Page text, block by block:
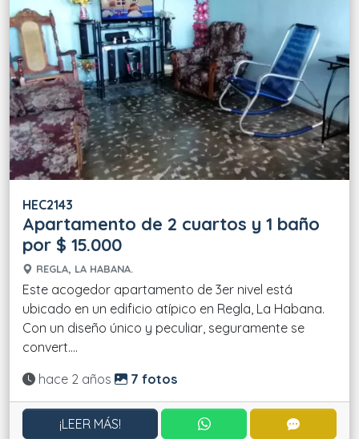
HEC2143
Apartamento de 2 cuartos y 1 baño
por $ 15.000
REGLA, LA HABANA.
Este acogedor apartamento de 3er nivel está
ubicado en un edificio atípico en Regla, La Habana.
Con un diseño único y peculiar, seguramente se
convert....
Actualizado:
hace 2 años 7 fotos
¡LEER MÁS! CONTACTAR POR